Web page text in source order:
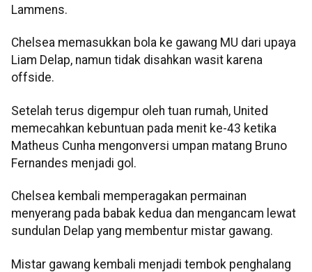
Lammens.
Chelsea memasukkan bola ke gawang MU dari upaya
Liam Delap, namun tidak disahkan wasit karena
offside.
Setelah terus digempur oleh tuan rumah, United
memecahkan kebuntuan pada menit ke-43 ketika
Matheus Cunha mengonversi umpan matang Bruno
Fernandes menjadi gol.
Chelsea kembali memperagakan permainan
menyerang pada babak kedua dan mengancam lewat
sundulan Delap yang membentur mistar gawang.
Mistar gawang kembali menjadi tembok penghalang